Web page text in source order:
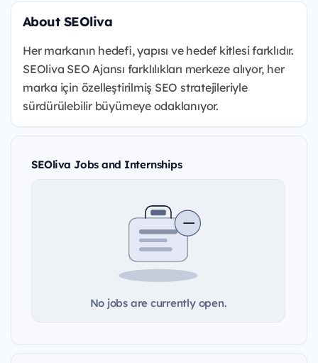
About SEOliva
Her markanın hedefi, yapısı ve hedef kitlesi farklıdır.
SEOliva SEO Ajansı farklılıkları merkeze alıyor, her
marka için özelleştirilmiş SEO stratejileriyle
sürdürülebilir büyümeye odaklanıyor.
SEOliva Jobs and Internships
No jobs are currently open.